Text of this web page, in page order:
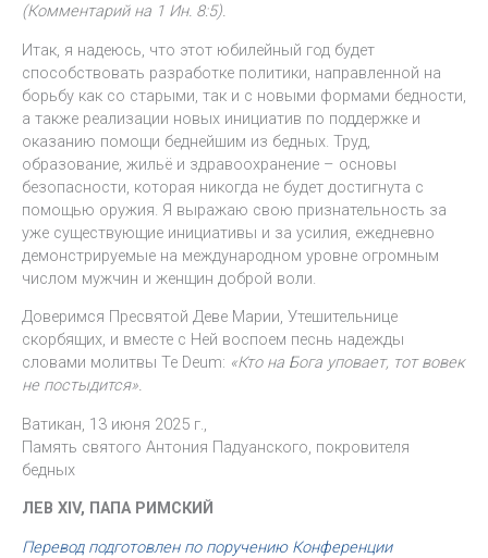
(Комментарий на 1 Ин. 8:5).
Итак, я надеюсь, что этот юбилейный год будет
способствовать разработке политики, направленной на
борьбу как со старыми, так и с новыми формами бедности,
а также реализации новых инициатив по поддержке и
оказанию помощи беднейшим из бедных. Труд,
образование, жильё и здравоохранение – основы
безопасности, которая никогда не будет достигнута с
помощью оружия. Я выражаю свою признательность за
уже существующие инициативы и за усилия, ежедневно
демонстрируемые на международном уровне огромным
числом мужчин и женщин доброй воли.
Доверимся Пресвятой Деве Марии, Утешительнице
скорбящих, и вместе с Ней воспоем песнь надежды
словами молитвы Te Deum: «Кто на Бога уповает, тот вовек
не постыдится».
Ватикан, 13 июня 2025 г.,
Память святого Антония Падуанского, покровителя
бедных
ЛЕВ XIV, ПАПА РИМСКИЙ
Перевод подготовлен по поручению Конференции